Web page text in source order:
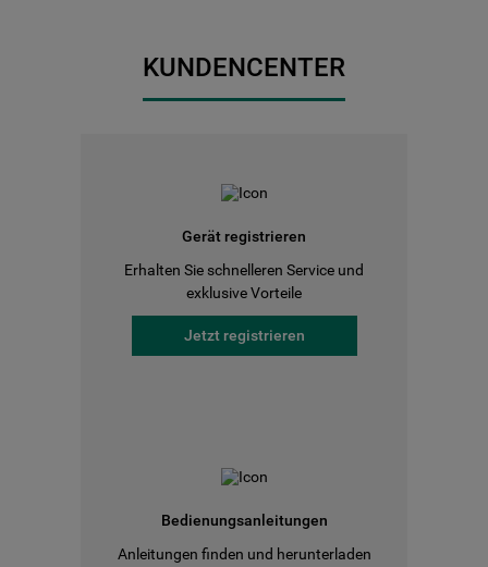
KUNDENCENTER
Gerät registrieren
Erhalten Sie schnelleren Service und
exklusive Vorteile
Jetzt registrieren
Bedienungsanleitungen
Anleitungen finden und herunterladen